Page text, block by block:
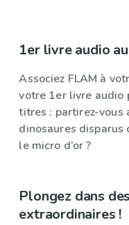
1er livre audio
Associez FLAM à
votre 1er livre audio
titres : partirez-vous
dinosaures disparus
le micro d’or ?
Plongez dans
extraordinaires !